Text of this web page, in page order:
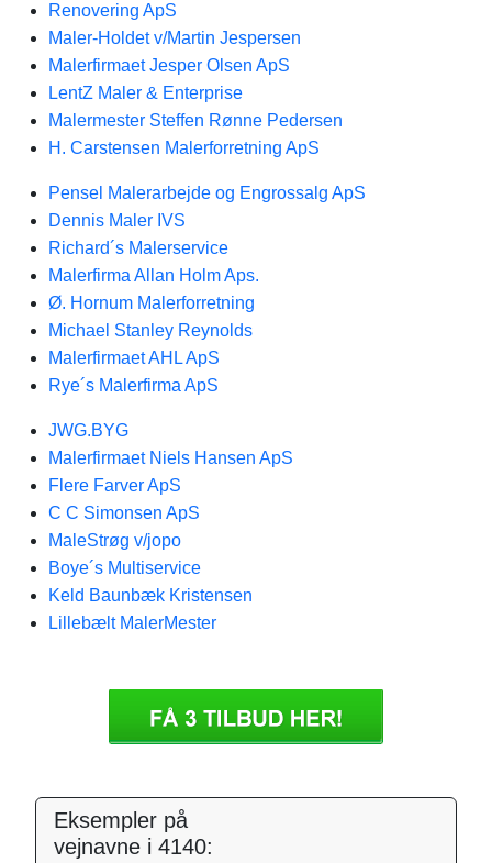
Renovering ApS
Maler-Holdet v/Martin Jespersen
Malerfirmaet Jesper Olsen ApS
LentZ Maler & Enterprise
Malermester Steffen Rønne Pedersen
H. Carstensen Malerforretning ApS
Pensel Malerarbejde og Engrossalg ApS
Dennis Maler IVS
Richard´s Malerservice
Malerfirma Allan Holm Aps.
Ø. Hornum Malerforretning
Michael Stanley Reynolds
Malerfirmaet AHL ApS
Rye´s Malerfirma ApS
JWG.BYG
Malerfirmaet Niels Hansen ApS
Flere Farver ApS
C C Simonsen ApS
MaleStrøg v/jopo
Boye´s Multiservice
Keld Baunbæk Kristensen
Lillebælt MalerMester
Eksempler på
vejnavne i 4140: